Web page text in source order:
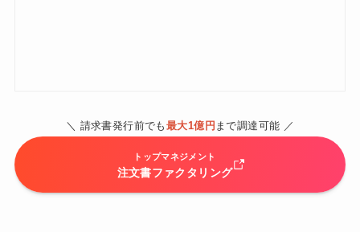
＼ 請求書発行前でも 最大1億円 まで調達可能 ／
トップマネジメント
注文書ファクタリング